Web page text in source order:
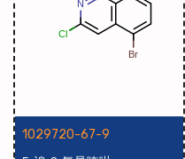
1029720-67-9